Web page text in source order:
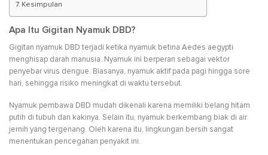
Kesimpulan
Apa Itu Gigitan Nyamuk DBD?
Gigitan nyamuk DBD terjadi ketika nyamuk betina Aedes aegypti
menghisap darah manusia. Nyamuk ini berperan sebagai vektor
penyebar virus dengue. Biasanya, nyamuk aktif pada pagi hingga sore
hari, sehingga risiko meningkat di waktu tersebut.
Nyamuk pembawa DBD mudah dikenali karena memiliki belang hitam
putih di tubuh dan kakinya. Selain itu, nyamuk berkembang biak di air
jernih yang tergenang. Oleh karena itu, lingkungan bersih sangat
menentukan pencegahan penyakit ini.